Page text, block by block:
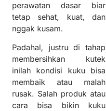
perawatan dasar biar
tetap sehat, kuat, dan
nggak kusam.
Padahal, justru di tahap
membersihkan kutek
inilah kondisi kuku bisa
membaik atau malah
rusak. Salah produk atau
cara bisa bikin kuku